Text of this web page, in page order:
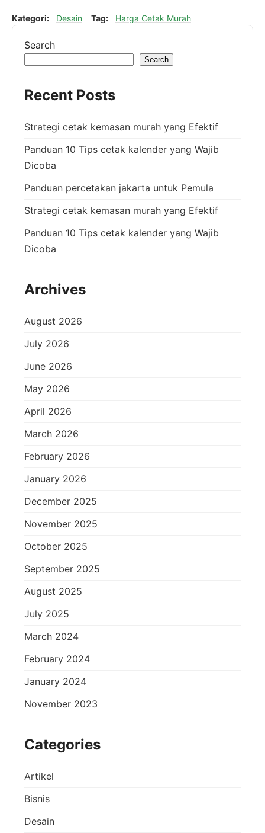
Kategori: Desain Tag: Harga Cetak Murah
Search
Search
Recent Posts
Strategi cetak kemasan murah yang Efektif
Panduan 10 Tips cetak kalender yang Wajib
Dicoba
Panduan percetakan jakarta untuk Pemula
Strategi cetak kemasan murah yang Efektif
Panduan 10 Tips cetak kalender yang Wajib
Dicoba
Archives
August 2026
July 2026
June 2026
May 2026
April 2026
March 2026
February 2026
January 2026
December 2025
November 2025
October 2025
September 2025
August 2025
July 2025
March 2024
February 2024
January 2024
November 2023
Categories
Artikel
Bisnis
Desain